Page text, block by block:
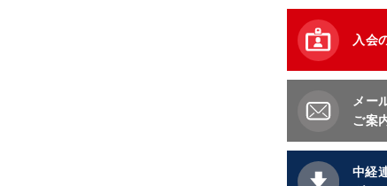
入会
メー
ご案
中経